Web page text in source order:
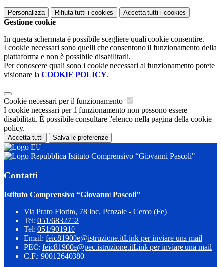
Personalizza Rifiuta tutti i cookies Accetta tutti i cookies
Gestione cookie
In questa schermata è possibile scegliere quali cookie consentire.
I cookie necessari sono quelli che consentono il funzionamento della
piattaforma e non è possibile disabilitarli.
Per conoscere quali sono i cookie necessari al funzionamento potete
visionare la COOKIE POLICY.
Cookie necessari per il funzionamento
I cookie necessari per il funzionamento non possono essere
disabilitati. È possibile consultare l'elenco nella pagina della cookie
policy.
Accetta tutti Salva le preferenze
Istituto Comprensivo “Giovanni Pascoli"
Contatti
Istituto Comprensivo “Giovanni Pascoli"
Via Prato Fiorito, 78 loc. Penzale - Cento (Fe)
Tel: 051/6832752
Tel: 051/901910
Email: feic81900e@istruzione.itLink per inviare una mail
PEC: feic81900e@pec.istruzione.itLink per inviare una mail
C.F.: 90012640380